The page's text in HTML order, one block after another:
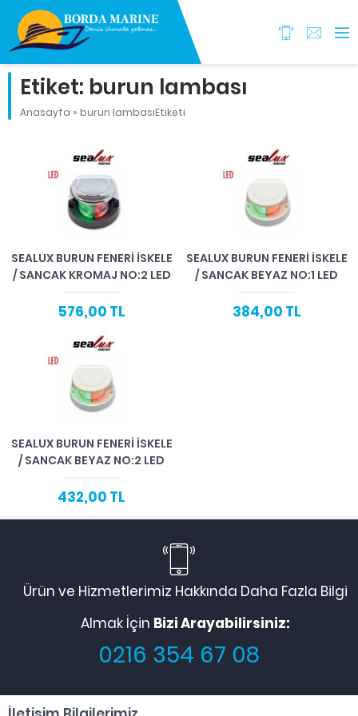
Etiket: burun lambası
Anasayfa » burun lambasıEtiketi
SEALUX BURUN FENERİ İSKELE
/ SANCAK KROMAJ NO:2 LED
576,00 TL
SEALUX BURUN FENERİ İSKELE
/ SANCAK BEYAZ NO:1 LED
384,00 TL
SEALUX BURUN FENERİ İSKELE
/ SANCAK BEYAZ NO:2 LED
432,00 TL
Ürün ve Hizmetlerimiz Hakkında Daha Fazla Bilgi
Almak İçin Bizi Arayabilirsiniz:
0216 354 67 08